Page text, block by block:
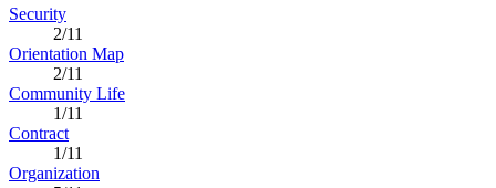
Security
2/11
Orientation Map
2/11
Community Life
1/11
Contract
1/11
Organization